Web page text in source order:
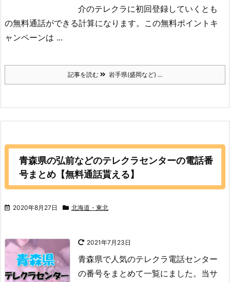
介のテレクラに初回登録していくとも
の無料通話ができる計算になります。この無料ポイントキ
ャンペーンは ...
記事を読む 岩手県(盛岡など) ...
青森県の弘前などのテレクラセンターの電話番
号まとめ【無料通話貰える】
2020年8月27日 北海道・東北
2021年7月23日
青森県で人気のテレクラ電話センター
の番号をまとめて一覧にました。当サ